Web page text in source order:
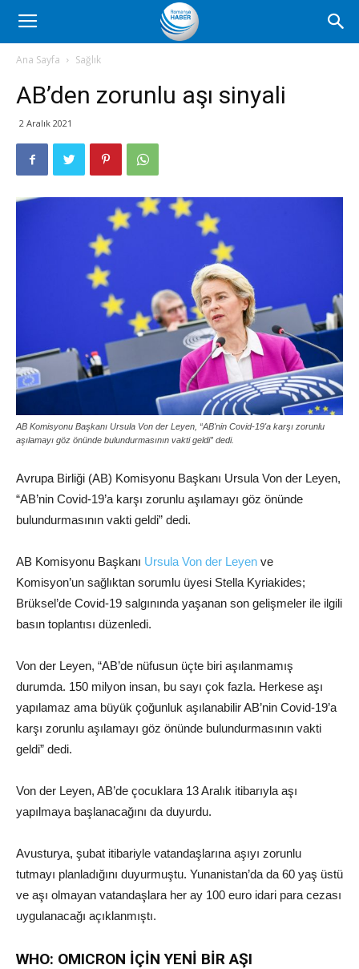
Romanya
Haber
Ana Sayfa Sağlık
AB’den zorunlu aşı sinyali
2 Aralık 2021
AB Komisyonu Başkanı Ursula Von der Leyen, “AB'nin Covid-19'a karşı zorunlu
aşılamayı göz önünde bulundurmasının vakti geldi” dedi.
Avrupa Birliği (AB) Komisyonu Başkanı Ursula Von der Leyen,
“AB’nin Covid-19’a karşı zorunlu aşılamayı göz önünde
bulundurmasının vakti geldi” dedi.
AB Komisyonu Başkanı Ursula Von der Leyen ve
Komisyon’un sağlıktan sorumlu üyesi Stella Kyriakides;
Brüksel’de Covid-19 salgınında yaşanan son gelişmeler ile ilgili
basın toplantısı düzenledi.
Von der Leyen, “AB’de nüfusun üçte biri aşılanmamış
durumda. 150 milyon insan, bu sayı çok fazla. Herkese aşı
yapılamaz ama büyük çoğunluk aşılanabilir AB’nin Covid-19’a
karşı zorunlu aşılamayı göz önünde bulundurmasının vakti
geldi” dedi.
Von der Leyen, AB’de çocuklara 13 Aralık itibarıyla aşı
yapılmaya başlanacağını da duyurdu.
Avusturya, şubat itibariyle vatandaşlarına aşıyı zorunlu
tutmayı planladığını duyurmuştu. Yunanistan’da da 60 yaş üstü
ve aşı olmayan vatandaşlara her ay 100 euro idari para cezası
uygulanacağı açıklanmıştı.
WHO: OMICRON İÇİN YENİ BİR AŞI